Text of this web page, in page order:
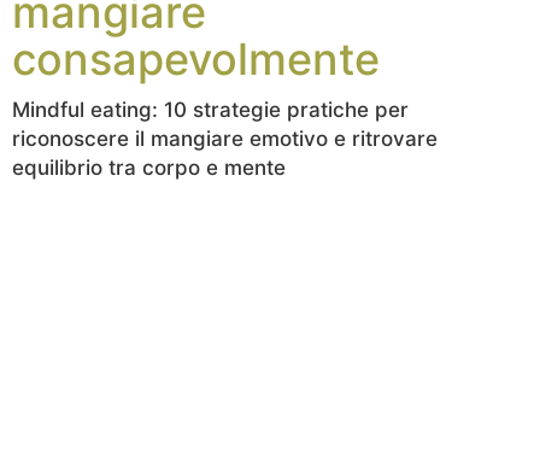
mangiare
consapevolmente
Mindful eating: 10 strategie pratiche per
riconoscere il mangiare emotivo e ritrovare
equilibrio tra corpo e mente